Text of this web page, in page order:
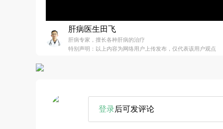
肝病医生田飞
肝病专家，擅长各种肝病的治疗
特别声明：以上内容为网络用户上传发布，仅代表该用户观点
登录后可发评论